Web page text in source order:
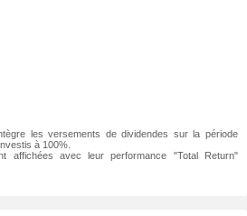
les versements de dividendes sur la période
à 100%.
affichées avec leur performance "Total Return"